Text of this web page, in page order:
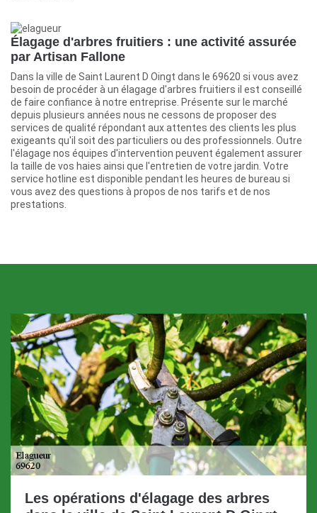
Élagage d'arbres fruitiers : une activité assurée
par Artisan Fallone
Dans la ville de Saint Laurent D Oingt dans le 69620 si vous avez
besoin de procéder à un élagage d'arbres fruitiers il est conseillé
de faire confiance à notre entreprise. Présente sur le marché
depuis plusieurs années nous ne cessons de proposer des
services de qualité répondant aux attentes des clients les plus
exigeants qu'il soit des particuliers ou des professionnels. Outre
l'élagage nos équipes d'intervention peuvent également assurer
la taille de vos haies ainsi que l'entretien de votre jardin. Votre
service hotline est disponible pendant les heures de bureau si
vous avez des questions à propos de nos tarifs et de nos
prestations.
Les opérations d'élagage des arbres